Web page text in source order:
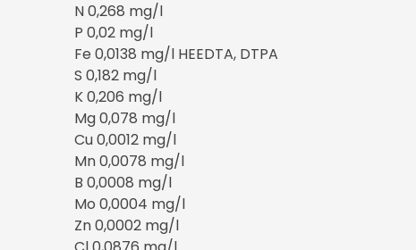
N 0,268 mg/l
P 0,02 mg/l
Fe 0,0138 mg/l HEEDTA, DTPA
S 0,182 mg/l
K 0,206 mg/l
Mg 0,078 mg/l
Cu 0,0012 mg/l
Mn 0,0078 mg/l
B 0,0008 mg/l
Mo 0,0004 mg/l
Zn 0,0002 mg/l